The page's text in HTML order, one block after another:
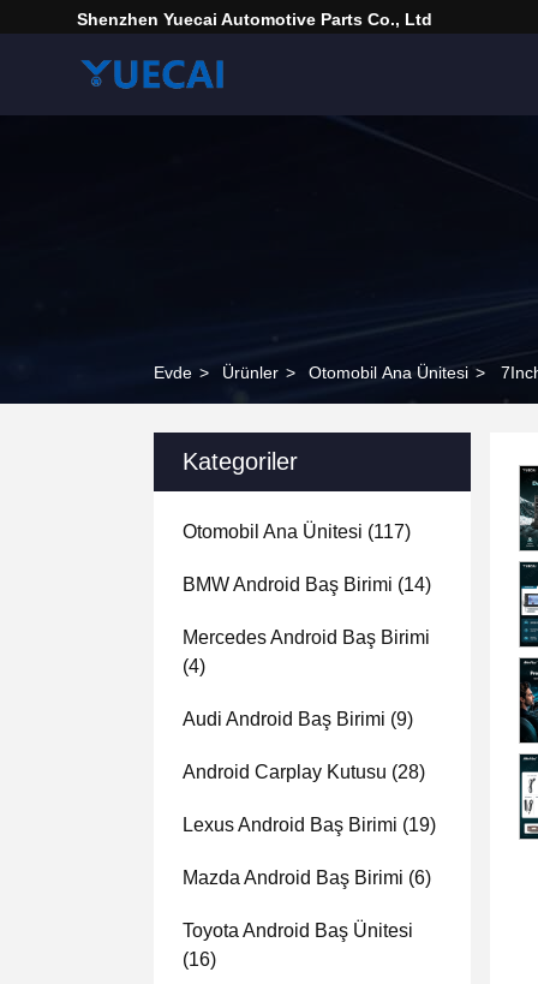
Shenzhen Yuecai Automotive Parts Co., Ltd
Evde > Ürünler > Otomobil Ana Ünitesi >
Kategoriler
Otomobil Ana Ünitesi (117)
BMW Android Baş Birimi (14)
Mercedes Android Baş Birimi
(4)
Audi Android Baş Birimi (9)
Android Carplay Kutusu (28)
Lexus Android Baş Birimi (19)
Mazda Android Baş Birimi (6)
Toyota Android Baş Ünitesi
(16)